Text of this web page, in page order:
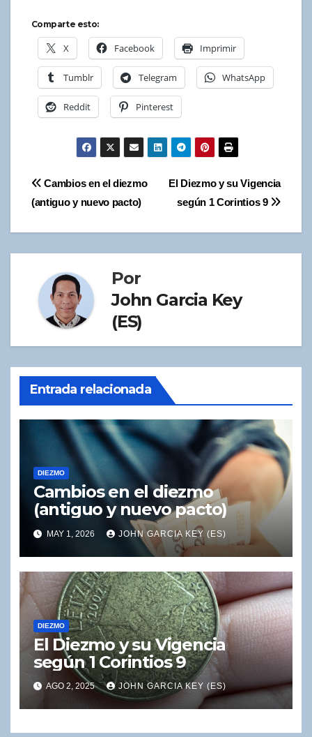
Comparte esto:
X Facebook Imprimir
Tumblr Telegram WhatsApp
Reddit Pinterest
El Diezmo y su Vigencia
según 1 Corintios 9
Cambios en el diezmo
(antiguo y nuevo pacto)
Por
John Garcia Key
(ES)
Entrada relacionada
DIEZMO
Cambios en el diezmo
(antiguo y nuevo pacto)
MAY 1, 2026 JOHN GARCIA KEY (ES)
DIEZMO
El Diezmo y su Vigencia
según 1 Corintios 9
AGO 2, 2025 JOHN GARCIA KEY (ES)